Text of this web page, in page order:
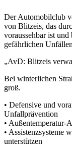
Der Automobilclub
von Blitzeis, das
voraussehbar ist
gefährlichen
„AvD: Blitzeis
Bei winterlichen
groß.
• Defensive und
Unfallprävention
• Außentemperatur-
• Assistenzsysteme
unterstützen